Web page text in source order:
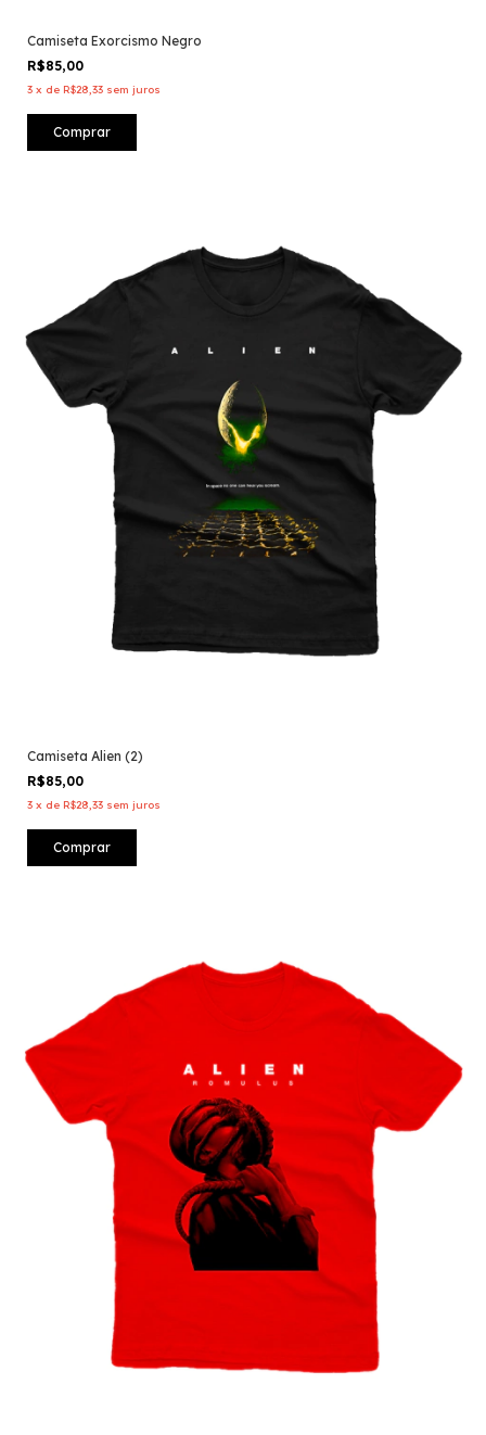
Camiseta Exorcismo Negro
R$85,00
3 x de R$28,33 sem juros
Comprar
Camiseta Alien (2)
R$85,00
3 x de R$28,33 sem juros
Comprar